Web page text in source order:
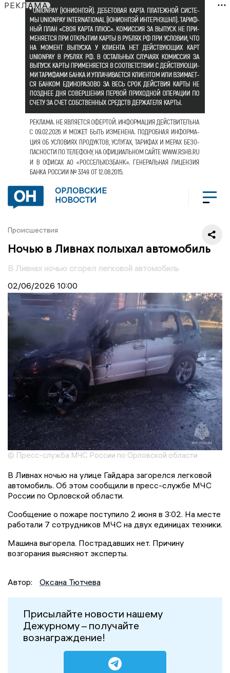
РЕКЛАМА
ОРЛОВСКИЕ
НОВОСТИ
Происшествия
Ночью в Ливнах полыхал автомобиль
В Ливнах ночью сгорел легковой автомобиль
02/06/2026 10:00
© Пресс-служба МЧС России по Орловской области
В Ливнах ночью на улице Гайдара загорелся легковой
автомобиль. Об этом сообщили в пресс-службе МЧС
России по Орловской области.
Сообщение о пожаре поступило 2 июня в 3:02. На месте
работали 7 сотрудников МЧС на двух единицах техники.
Машина выгорела. Пострадавших нет. Причину
возгорания выясняют эксперты.
Автор: Оксана Тютчева
Присылайте новости нашему
Дежурному – получайте
вознаграждение!